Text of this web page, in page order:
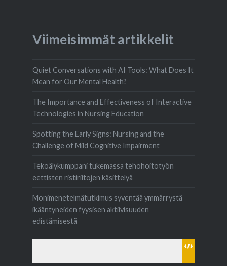
Viimeisimmät artikkelit
Quiet Conversations with AI Tools: What Does It
Mean for Our Mental Health?
The Importance and Effectiveness of Interactive
Technologies in Nursing Education
Spotting the Early Signs: Nursing and the
Challenge of Mild Cognitive Impairment
Tekoälykumppani tukemassa tehohoitotyön
eettisten ristiriitojen käsittelyä
Monimenetelmätutkimus syventää ymmärrystä
ikääntyneiden fyysisen aktiivisuuden
edistämisestä